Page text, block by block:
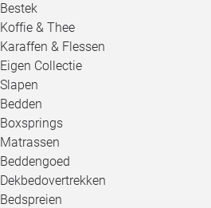
Bestek
Koffie & Thee
Karaffen & Flessen
Eigen Collectie
Slapen
Bedden
Boxsprings
Matrassen
Beddengoed
Dekbedovertrekken
Bedspreien